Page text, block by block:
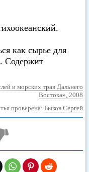
как сырье для
Содержит
и морских трав Дальнего
Востока», 2008
проверена: Быков Сергей